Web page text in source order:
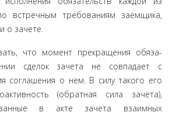
встречным требованиям заемщика,
о зачете.
что момент прекращения обяза­
сделок зачета не совпадает с
соглашения о нем. В силу такого его
(обратная сила зачета),
в акте зачета взаимных